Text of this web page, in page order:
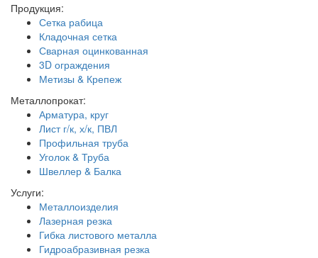
Продукция:
Сетка рабица
Кладочная сетка
Сварная оцинкованная
3D ограждения
Метизы & Крепеж
Металлопрокат:
Арматура, круг
Лист г/к, х/к, ПВЛ
Профильная труба
Уголок & Труба
Швеллер & Балка
Услуги:
Металлоизделия
Лазерная резка
Гибка листового металла
Гидроабразивная резка